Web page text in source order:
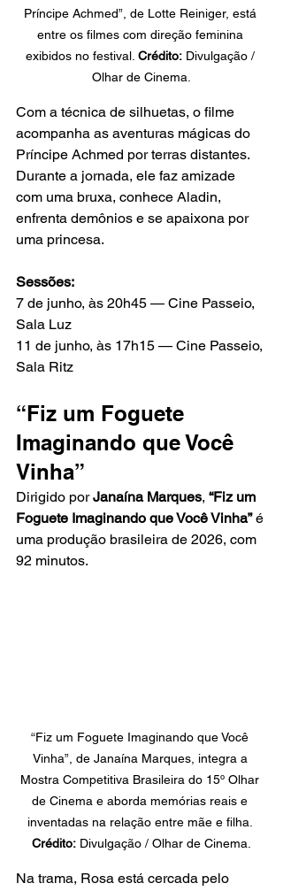
Príncipe Achmed”, de Lotte Reiniger, está
entre os filmes com direção feminina
exibidos no festival. Crédito: Divulgação /
Olhar de Cinema.
Com a técnica de silhuetas, o filme
acompanha as aventuras mágicas do
Príncipe Achmed por terras distantes.
Durante a jornada, ele faz amizade
com uma bruxa, conhece Aladin,
enfrenta demônios e se apaixona por
uma princesa.
Sessões:
7 de junho, às 20h45 — Cine Passeio,
Sala Luz
11 de junho, às 17h15 — Cine Passeio,
Sala Ritz
“Fiz um Foguete
Imaginando que Você
Vinha”
Dirigido por Janaína Marques, “Fiz um
Foguete Imaginando que Você Vinha” é
uma produção brasileira de 2026, com
92 minutos.
“Fiz um Foguete Imaginando que Você
Vinha”, de Janaína Marques, integra a
Mostra Competitiva Brasileira do 15º Olhar
de Cinema e aborda memórias reais e
inventadas na relação entre mãe e filha.
Crédito: Divulgação / Olhar de Cinema.
Na trama, Rosa está cercada pelo